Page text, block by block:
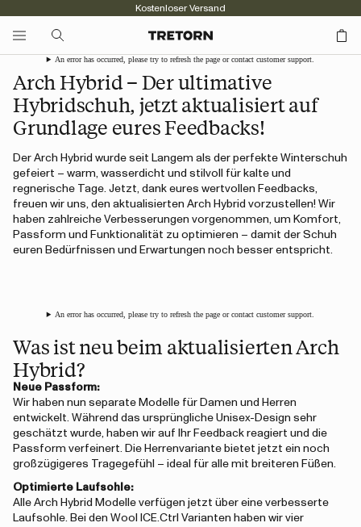
Kostenloser Versand
An error has occurred, please try to refresh the page or contact customer support.
Arch Hybrid – Der ultimative
Hybridschuh, jetzt aktualisiert auf
Grundlage eures Feedbacks!
Der Arch Hybrid wurde seit Langem als der perfekte Winterschuh
gefeiert – warm, wasserdicht und stilvoll für kalte und
regnerische Tage. Jetzt, dank eures wertvollen Feedbacks,
freuen wir uns, den aktualisierten Arch Hybrid vorzustellen! Wir
haben zahlreiche Verbesserungen vorgenommen, um Komfort,
Passform und Funktionalität zu optimieren – damit der Schuh
euren Bedürfnissen und Erwartungen noch besser entspricht.
An error has occurred, please try to refresh the page or contact customer support.
Was ist neu beim aktualisierten Arch
Hybrid?
Neue Passform:
Wir haben nun separate Modelle für Damen und Herren
entwickelt. Während das ursprüngliche Unisex-Design sehr
geschätzt wurde, haben wir auf Ihr Feedback reagiert und die
Passform verfeinert. Die Herrenvariante bietet jetzt ein noch
großzügigeres Tragegefühl – ideal für alle mit breiteren Füßen.
Optimierte Laufsohle:
Alle Arch Hybrid Modelle verfügen jetzt über eine verbesserte
Laufsohle. Bei den Wool ICE.Ctrl Varianten haben wir vier